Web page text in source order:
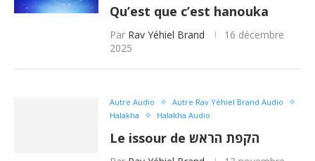
Qu’est que c’est hanouka
Par Rav Yéhiel Brand
16 décembre
2025
Autre Audio
Autre Rav Yéhiel Brand Audio
Halakha
Halakha Audio
Le issour de הקפת הראש